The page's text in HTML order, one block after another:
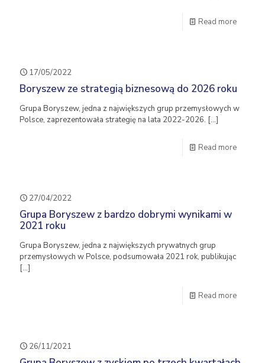
Read more
17/05/2022
Boryszew ze strategią biznesową do 2026 roku
Grupa Boryszew, jedna z największych grup przemysłowych w
Polsce, zaprezentowała strategię na lata 2022-2026. […]
Read more
27/04/2022
Grupa Boryszew z bardzo dobrymi wynikami w
2021 roku
Grupa Boryszew, jedna z największych prywatnych grup
przemysłowych w Polsce, podsumowała 2021 rok, publikując
[…]
Read more
26/11/2021